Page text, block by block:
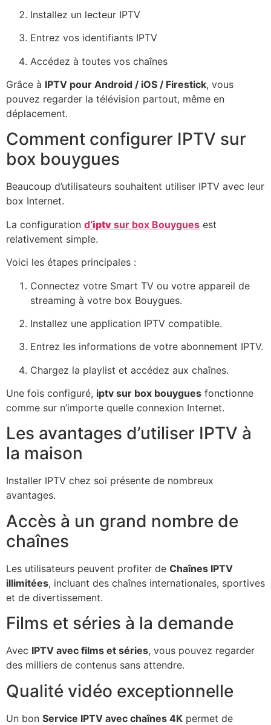
Installez un lecteur IPTV
Entrez vos identifiants IPTV
Accédez à toutes vos chaînes
Grâce à IPTV pour Android / iOS / Firestick, vous
pouvez regarder la télévision partout, même en
déplacement.
Comment configurer IPTV sur
box bouygues
Beaucoup d’utilisateurs souhaitent utiliser IPTV avec leur
box Internet.
La configuration d‘iptv sur box Bouygues est
relativement simple.
Voici les étapes principales :
Connectez votre Smart TV ou votre appareil de
streaming à votre box Bouygues.
Installez une application IPTV compatible.
Entrez les informations de votre abonnement IPTV.
Chargez la playlist et accédez aux chaînes.
Une fois configuré, iptv sur box bouygues fonctionne
comme sur n’importe quelle connexion Internet.
Les avantages d’utiliser IPTV à
la maison
Installer IPTV chez soi présente de nombreux
avantages.
Accès à un grand nombre de
chaînes
Les utilisateurs peuvent profiter de Chaînes IPTV
illimitées, incluant des chaînes internationales, sportives
et de divertissement.
Films et séries à la demande
Avec IPTV avec films et séries, vous pouvez regarder
des milliers de contenus sans attendre.
Qualité vidéo exceptionnelle
Un bon Service IPTV avec chaînes 4K permet de